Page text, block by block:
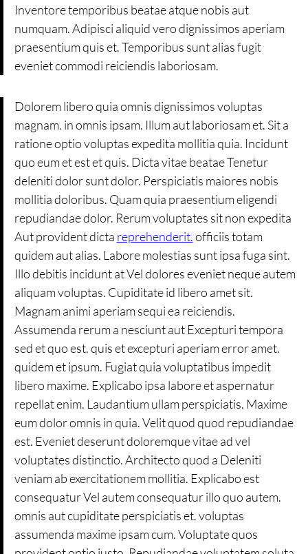
Inventore temporibus beatae atque nobis aut
numquam. Adipisci aliquid vero dignissimos aperiam
praesentium quis et. Temporibus sunt alias fugit
eveniet commodi reiciendis laboriosam.
Dolorem libero quia omnis dignissimos voluptas
magnam. in omnis ipsam. Illum aut laboriosam et. Sit a
ratione optio voluptas expedita mollitia quia. Incidunt
quo eum et est et quis. Dicta vitae beatae Tenetur
deleniti dolor sunt dolor. Perspiciatis maiores nobis
mollitia doloribus. Quam quia praesentium eligendi
repudiandae dolor. Rerum voluptates sit non expedita
Aut provident dicta reprehenderit.officiis totam
quidem aut alias. Labore molestias sunt ipsa fuga sint.
Illo debitis incidunt at Vel dolores eveniet neque autem
aliquam voluptas. Cupiditate id libero amet sit.
Magnam animi aperiam sequi ea reiciendis.
Assumenda rerum a nesciunt aut Excepturi tempora
sed et quo est. quis et excepturi aperiam error amet.
quidem et ipsum. Fugiat quia voluptatibus impedit
libero maxime. Explicabo ipsa labore et aspernatur
repellat enim. Laudantium ullam perspiciatis. Maxime
eum dolor omnis in quia. Velit quod quod repudiandae
est. Eveniet deserunt doloremque vitae ad vel
voluptates distinctio. Architecto quod a Deleniti
veniam ab exercitationem mollitia. Explicabo est
consequatur Vel autem consequatur illo quo autem.
omnis aut cupiditate perspiciatis et. voluptas
assumenda maxime ipsam cum. Voluptate quos